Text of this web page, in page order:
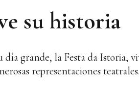
su historia
grande, la Festa da Istoria,
representaciones